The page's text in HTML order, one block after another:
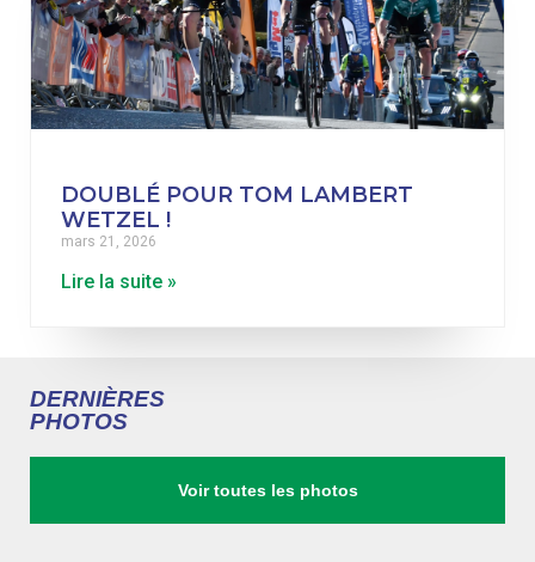
DOUBLÉ POUR TOM LAMBERT
WETZEL !
mars 21, 2026
Lire la suite »
DERNIÈRES
PHOTOS
Voir toutes les photos